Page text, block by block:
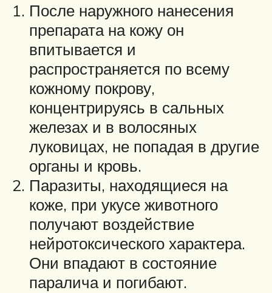
После наружного нанесения
препарата на кожу он
впитывается и
распространяется по всему
кожному покрову,
концентрируясь в сальных
железах и в волосяных
луковицах, не попадая в другие
органы и кровь.
Паразиты, находящиеся на
коже, при укусе животного
получают воздействие
нейротоксического характера.
Они впадают в состояние
паралича и погибают.